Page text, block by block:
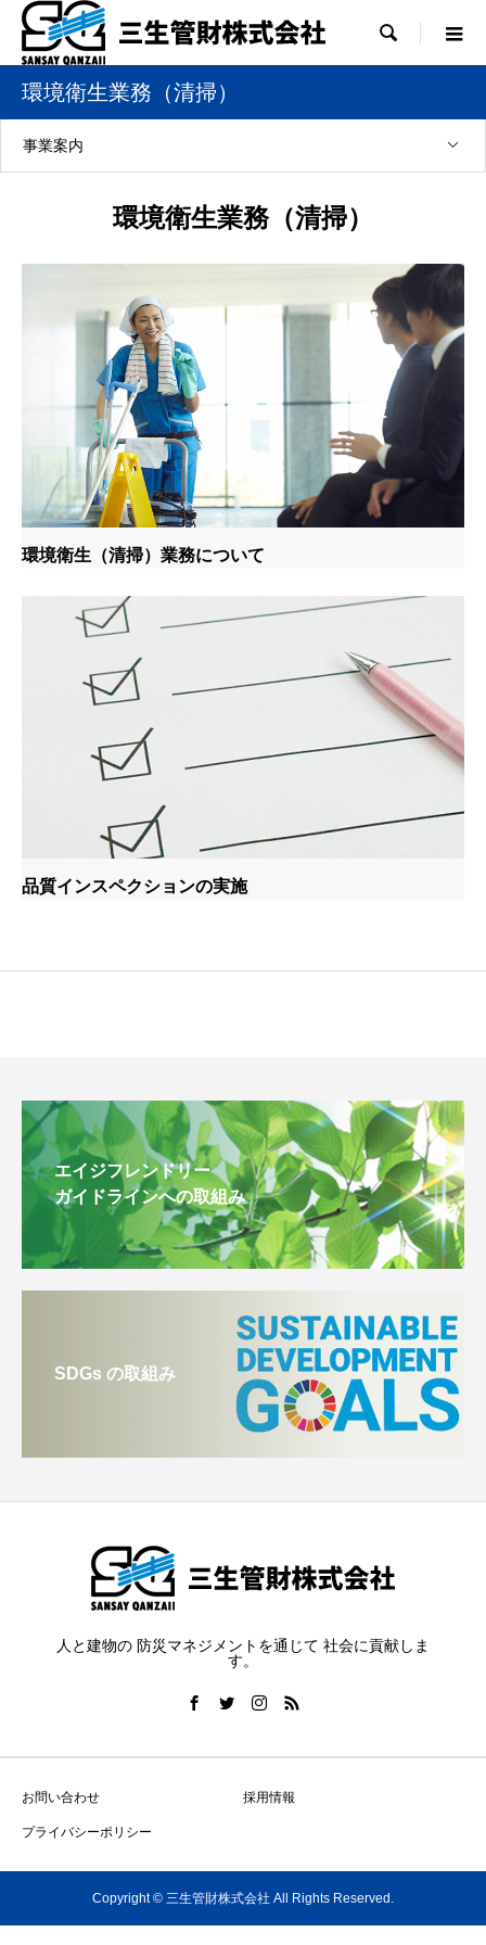

環境衛生業務（清掃）
事業案内
環境衛生業務（清掃）
環境衛生（清掃）業務について
品質インスペクションの実施
エイジフレンドリー
ガイドラインへの取組み
SDGs の取組み
人と建物の 防災マネジメントを通じて 社会に貢献しま
す。
お問い合わせ 採用情報
プライバシーポリシー
Copyright © 三生管財株式会社 All Rights Reserved.